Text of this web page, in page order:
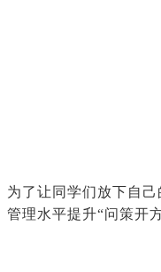
为了让同学们放下自
管理水平提升“问策开